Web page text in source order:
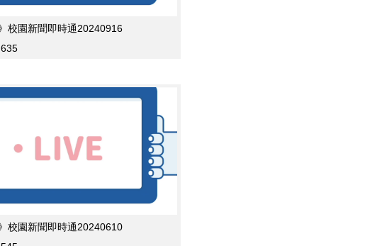
校園新聞即時通20240916
635
校園新聞即時通20240610